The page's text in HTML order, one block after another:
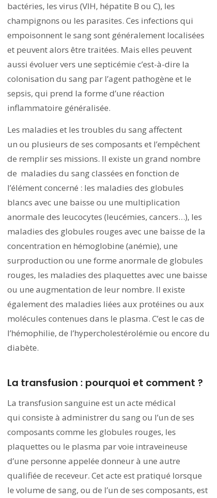
bactéries, les virus (VIH, hépatite B ou C), les
champignons ou les parasites. Ces infections qui
empoisonnent le sang sont généralement localisées
et peuvent alors être traitées. Mais elles peuvent
aussi évoluer vers une septicémie c’est-à-dire la
colonisation du sang par l’agent pathogène et le
sepsis, qui prend la forme d’une réaction
inflammatoire généralisée.
Les maladies et les troubles du sang affectent
un ou plusieurs de ses composants et l’empêchent
de remplir ses missions. Il existe un grand nombre
de maladies du sang classées en fonction de
l’élément concerné : les maladies des globules
blancs avec une baisse ou une multiplication
anormale des leucocytes (leucémies, cancers…), les
maladies des globules rouges avec une baisse de la
concentration en hémoglobine (anémie), une
surproduction ou une forme anormale de globules
rouges, les maladies des plaquettes avec une baisse
ou une augmentation de leur nombre. Il existe
également des maladies liées aux protéines ou aux
molécules contenues dans le plasma. C’est le cas de
l’hémophilie, de l’hypercholestérolémie ou encore du
diabète.
La transfusion : pourquoi et comment ?
La transfusion sanguine est un acte médical
qui consiste à administrer du sang ou l’un de ses
composants comme les globules rouges, les
plaquettes ou le plasma par voie intraveineuse
d’une personne appelée donneur à une autre
qualifiée de receveur. Cet acte est pratiqué lorsque
le volume de sang, ou de l’un de ses composants, est